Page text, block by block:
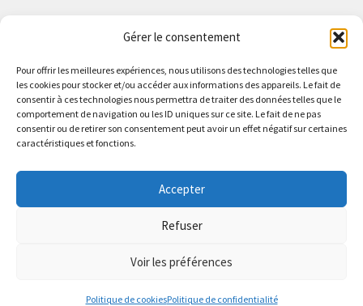
Gérer le consentement
Pour offrir les meilleures expériences, nous utilisons des technologies telles que
les cookies pour stocker et/ou accéder aux informations des appareils. Le fait de
consentir à ces technologies nous permettra de traiter des données telles que le
comportement de navigation ou les ID uniques sur ce site. Le fait de ne pas
consentir ou de retirer son consentement peut avoir un effet négatif sur certaines
caractéristiques et fonctions.
Accepter
Refuser
Voir les préférences
Politique de cookiesPolitique de confidentialité
Eric FORTIER EI
16 Rue de l'Espérance
14600 Honfleur
02 61 82 01 89